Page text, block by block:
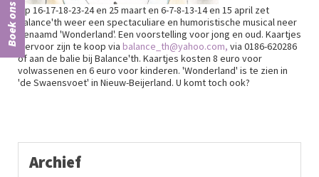
Boek ons
Op 16-17-18-23-24 en 25 maart en 6-7-8-13-14 en 15 april zet
Balance'th weer een spectaculiare en humoristische musical neer
genaamd 'Wonderland'. Een voorstelling voor jong en oud. Kaartjes
hiervoor zijn te koop via balance_th@yahoo.com, via 0186-620286
of aan de balie bij Balance'th. Kaartjes kosten 8 euro voor
volwassenen en 6 euro voor kinderen. 'Wonderland' is te zien in
'de Swaensvoet' in Nieuw-Beijerland. U komt toch ook?
Archief